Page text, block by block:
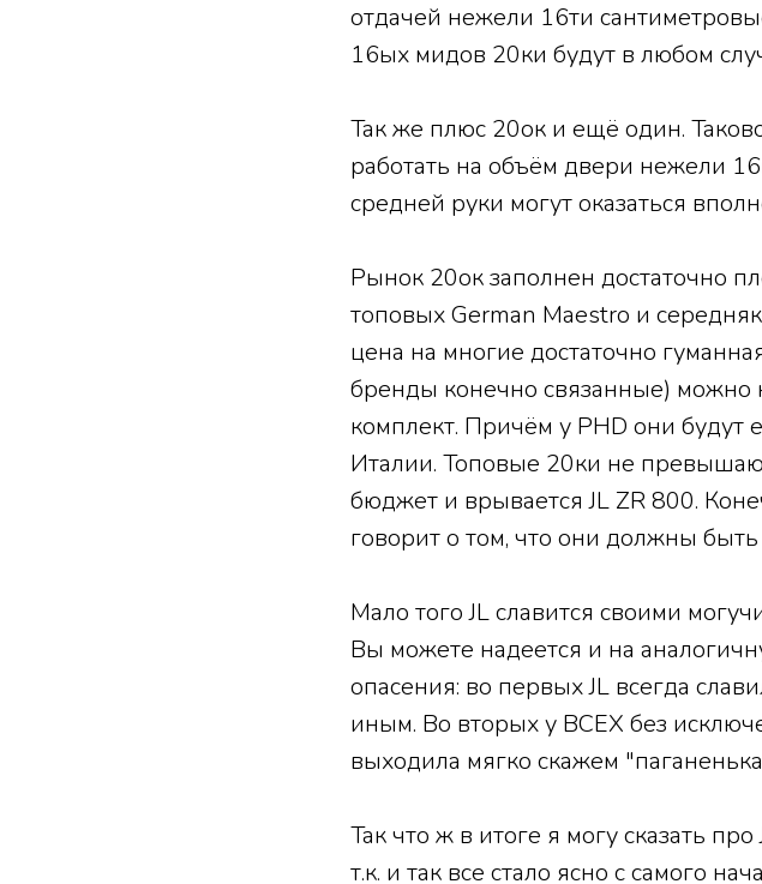
отдачей нежели 16ти
16ых мидов 20ки будут в любом
Так же плюс 20ок и ещё один.
работать на объём двери нежели
средней руки могут оказаться
Рынок 20ок заполнен достаточно
топовых German Maestro и
цена на многие достаточно
бренды конечно связанные) можно
комплект. Причём у PHD они
Италии. Топовые 20ки не
бюджет и врывается JL ZR 800.
говорит о том, что они должны
Мало того JL славится своими
Вы можете надеется и на
опасения: во первых JL всегда
иным. Во вторых у ВСЕХ без
выходила мягко скажем
Так что ж в итоге я могу сказать
т.к. и так все стало ясно с самого